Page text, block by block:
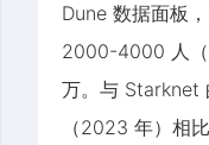
Dune 数据面板
2000-4000 人（
万。与 Starknet
（2023 年）相